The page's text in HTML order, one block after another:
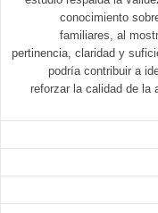
conocimiento
familiares, al
pertinencia, claridad y
podría contribuir a
reforzar la calidad de la